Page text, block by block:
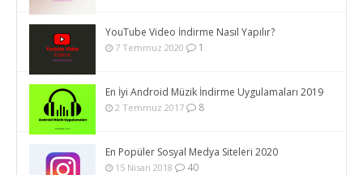
YouTube Video İndirme Nasıl Yapılır?
7 Temmuz 2020 1
En İyi Android Müzik İndirme Uygulamaları 2019
2 Temmuz 2017 8
En Popüler Sosyal Medya Siteleri 2020
15 Nisan 2018 40